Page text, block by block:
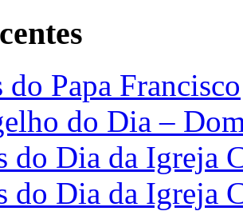
do Papa Francisco
do Dia –
do Dia da Igreja
do Dia da Igreja